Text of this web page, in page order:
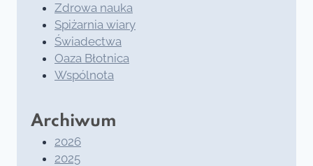
Zdrowa nauka
Spiżarnia wiary
Świadectwa
Oaza Błotnica
Wspólnota
Archiwum
2026
2025